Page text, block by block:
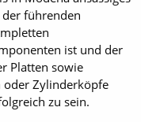
führenden
ist und der
Platten sowie
oder Zylinderköpfe
zu sein.